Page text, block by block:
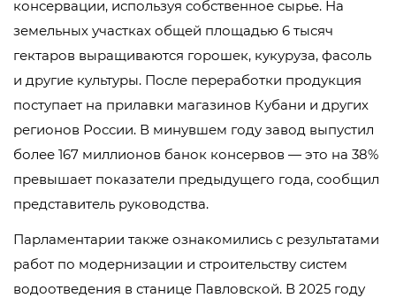
консервации, используя собственное сырье. На
земельных участках общей площадью 6 тысяч
гектаров выращиваются горошек, кукуруза, фасоль
и другие культуры. После переработки продукция
поступает на прилавки магазинов Кубани и других
регионов России. В минувшем году завод выпустил
более 167 миллионов банок консервов — это на 38%
превышает показатели предыдущего года, сообщил
представитель руководства.
Парламентарии также ознакомились с результатами
работ по модернизации и строительству систем
водоотведения в станице Павловской. В 2025 году